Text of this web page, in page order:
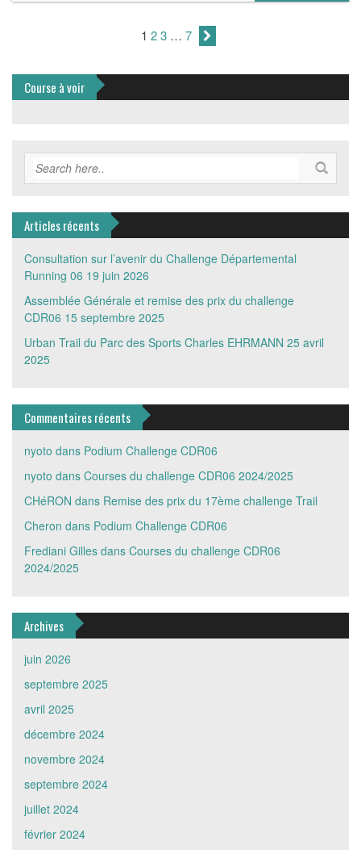
1 23 … 7
Course à voir
Articles récents
Consultation sur l’avenir du Challenge Départemental
Running 06 19 juin 2026
Assemblée Générale et remise des prix du challenge
CDR06 15 septembre 2025
Urban Trail du Parc des Sports Charles EHRMANN 25 avril
2025
Commentaires récents
nyoto dans Podium Challenge CDR06
nyoto dans Courses du challenge CDR06 2024/2025
CHéRON dans Remise des prix du 17ème challenge Trail
Cheron dans Podium Challenge CDR06
Frediani Gilles dans Courses du challenge CDR06
2024/2025
Archives
juin 2026
septembre 2025
avril 2025
décembre 2024
novembre 2024
septembre 2024
juillet 2024
février 2024